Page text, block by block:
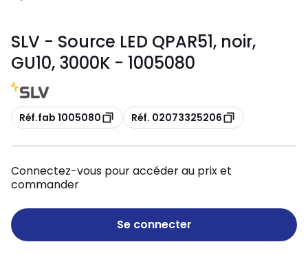
SLV - Source LED QPAR51, noir,
GU10, 3000K - 1005080
Copie
Réf.fab 1005080 Copie
Réf. 02073325206
Connectez-vous pour accéder au prix et
commander
Se connecter